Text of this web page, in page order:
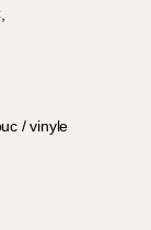
/ vinyle